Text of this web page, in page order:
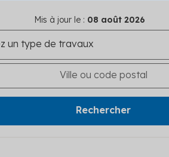
Mis à jour le : 08 août 2026